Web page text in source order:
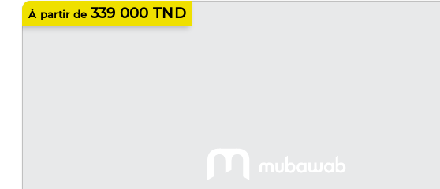
À partir de 339 000 TND